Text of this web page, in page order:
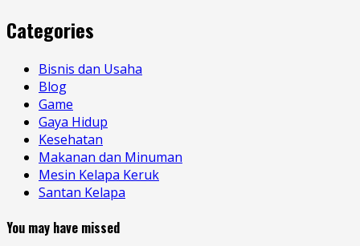
Categories
Bisnis dan Usaha
Blog
Game
Gaya Hidup
Kesehatan
Makanan dan Minuman
Mesin Kelapa Keruk
Santan Kelapa
You may have missed